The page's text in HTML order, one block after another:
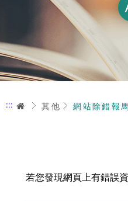
::: 首頁其他 網站除錯報
若您發現網頁上有錯誤